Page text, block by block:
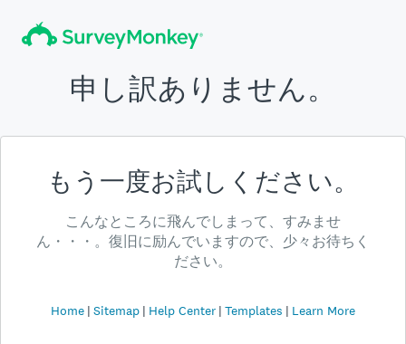
申し訳ありません。
もう一度お試しください。
こんなところに飛んでしまって、すみませ
ん・・・。復旧に励んでいますので、少々お待ちく
ださい。
Home Sitemap Help Center Templates Learn More